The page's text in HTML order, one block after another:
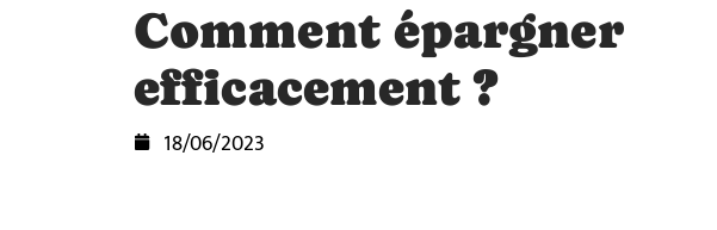
Comment épargner
efficacement ?
18/06/2023